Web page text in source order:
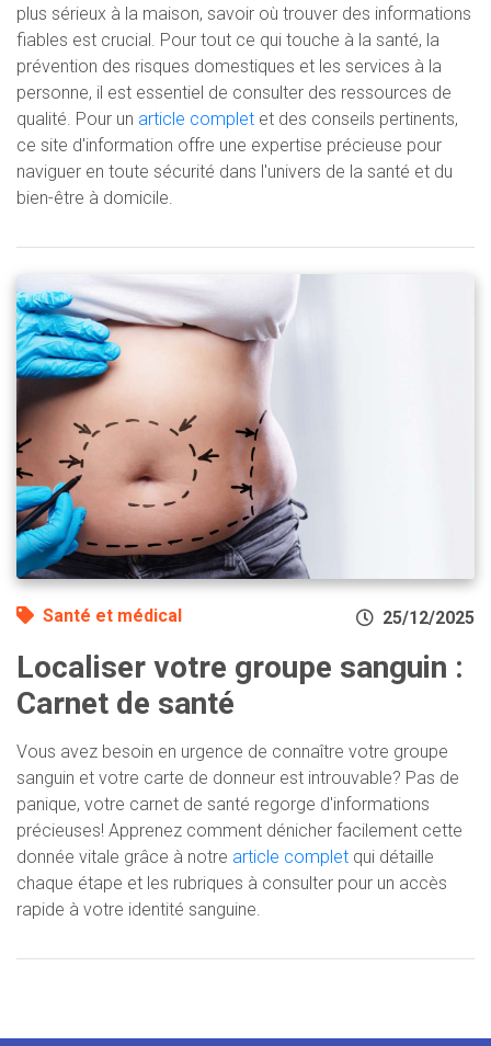
plus sérieux à la maison, savoir où trouver des informations
fiables est crucial. Pour tout ce qui touche à la santé, la
prévention des risques domestiques et les services à la
personne, il est essentiel de consulter des ressources de
qualité. Pour un article complet et des conseils pertinents,
ce site d'information offre une expertise précieuse pour
naviguer en toute sécurité dans l'univers de la santé et du
bien-être à domicile.
Santé et médical 25/12/2025
Localiser votre groupe sanguin :
Carnet de santé
Vous avez besoin en urgence de connaître votre groupe
sanguin et votre carte de donneur est introuvable? Pas de
panique, votre carnet de santé regorge d'informations
précieuses! Apprenez comment dénicher facilement cette
donnée vitale grâce à notre article complet qui détaille
chaque étape et les rubriques à consulter pour un accès
rapide à votre identité sanguine.